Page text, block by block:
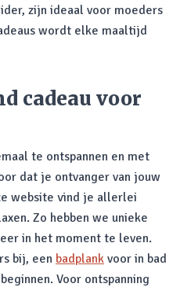
zijn ideaal voor moeders
wordt elke maaltijd
cadeau voor
te ontspannen en met
dat je ontvanger van jouw
website vind je allerlei
Zo hebben we unieke
in het moment te leven.
bij, een badplank voor in bad
Voor ontspanning